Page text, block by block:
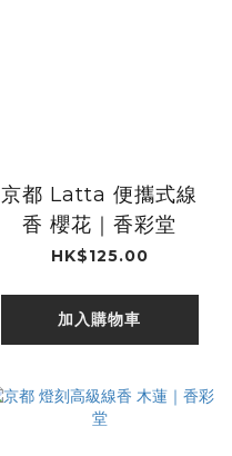
京都 Latta 便攜式線
香 櫻花｜香彩堂
HK$125.00
加入購物車